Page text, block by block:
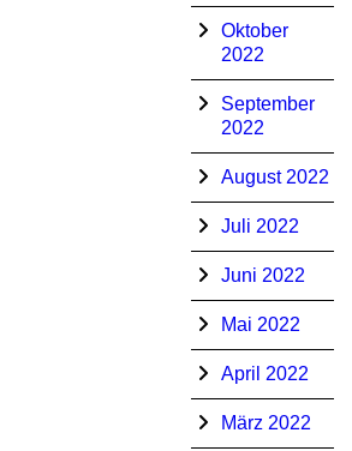
Oktober
2022
September
2022
August 2022
Juli 2022
Juni 2022
Mai 2022
April 2022
März 2022